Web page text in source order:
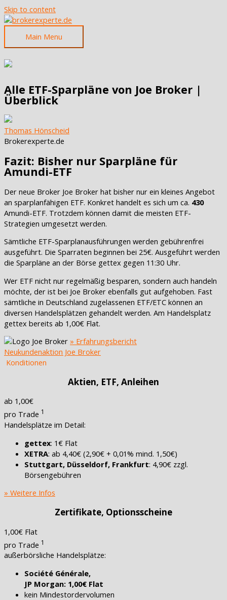
Skip to content
Main Menu
Alle ETF-Sparpläne von Joe Broker |
Überblick
Thomas Hönscheid
Brokerexperte.de
Fazit: Bisher nur Sparpläne für
Amundi-ETF
Der neue Broker Joe Broker hat bisher nur ein kleines Angebot
an sparplanfähigen ETF. Konkret handelt es sich um ca. 430
Amundi-ETF. Trotzdem können damit die meisten ETF-
Strategien umgesetzt werden.
Sämtliche ETF-Sparplanausführungen werden gebührenfrei
ausgeführt. Die Sparraten beginnen bei 25€. Ausgeführt werden
die Sparpläne an der Börse gettex gegen 11:30 Uhr.
Wer ETF nicht nur regelmäßig besparen, sondern auch handeln
möchte, der ist bei Joe Broker ebenfalls gut aufgehoben. Fast
sämtliche in Deutschland zugelassenen ETF/ETC können an
diversen Handelsplätzen gehandelt werden. Am Handelsplatz
gettex bereits ab 1,00€ Flat.
» Erfahrungsbericht
Neukundenaktion Joe Broker
Konditionen
Aktien, ETF, Anleihen
ab 1,00€
pro Trade 1
Handelsplätze im Detail:
gettex: 1€ Flat
XETRA: ab 4,40€ (2,90€ + 0,01% mind. 1,50€)
Stuttgart, Düsseldorf, Frankfurt: 4,90€ zzgl.
Börsengebühren
» Weitere Infos
Zertifikate, Optionsscheine
1,00€ Flat
pro Trade 1
außerbörsliche Handelsplätze:
Société Générale,
JP Morgan: 1,00€ Flat
kein Mindestordervolumen